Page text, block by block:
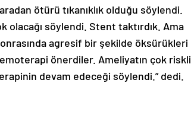
ötürü tıkanıklık olduğu söylendi.
olacağı söylendi. Stent taktırdık. Ama
agresif bir şekilde öksürükleri
önerdiler. Ameliyatın çok riskli
devam edeceği söylendi.” dedi.